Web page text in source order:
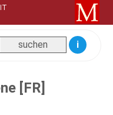
i
[FR]